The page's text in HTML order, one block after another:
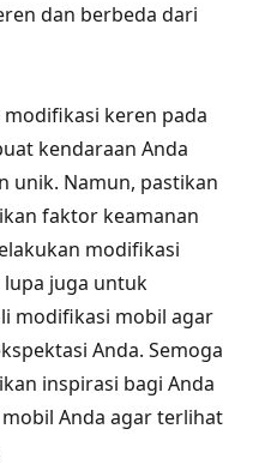
dan berbeda dari
keren pada
kendaraan Anda
unik. Namun, pastikan
faktor keamanan
modifikasi
lupa juga untuk
modifikasi mobil agar
Anda. Semoga
inspirasi bagi Anda
Anda agar terlihat